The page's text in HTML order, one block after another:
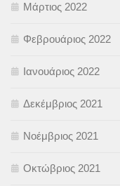
Μάρτιος 2022
Φεβρουάριος 2022
Ιανουάριος 2022
Δεκέμβριος 2021
Νοέμβριος 2021
Οκτώβριος 2021